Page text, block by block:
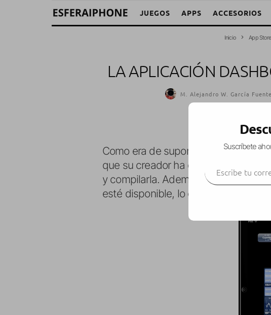
JUEGOS APPS ACCESORIOS
Inicio App Store
LA APLICACIÓN
M. Alejandro W. García
Como era de suponer, Apple
que su creador ha decidido
y compilarla. Además, ha
esté disponible, lo colgará allí.
Suscríbete